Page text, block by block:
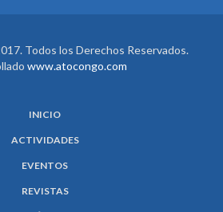
Todos los Derechos Reservados.
www.atocongo.com
INICIO
ACTIVIDADES
EVENTOS
REVISTAS